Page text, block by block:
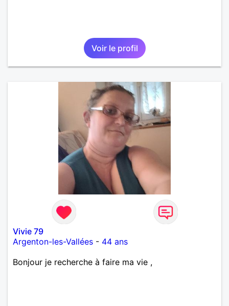
Voir le profil
Vivie 79
Argenton-les-Vallées - 44 ans
Bonjour je recherche à faire ma vie ,